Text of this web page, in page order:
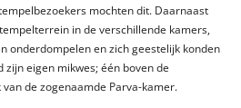
mochten dit. Daarnaast
in de verschillende kamers,
onderdompelen en zich geestelijk konden
eigen mikwes; één boven de
de zogenaamde Parva-kamer.